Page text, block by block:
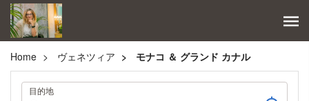
Home ヴェネツィア モナコ ＆ グランド カナル
. 目的地